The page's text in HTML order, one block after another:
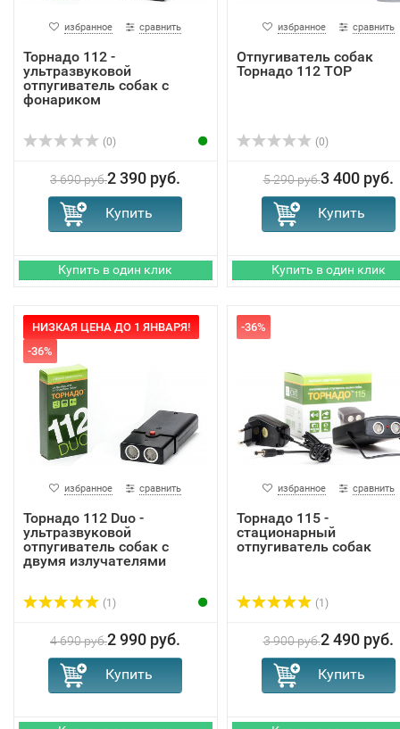
избранное сравнить
Торнадо 112 -
ультразвуковой
отпугиватель собак с
фонариком
(0)
3 690 руб.2 390 руб.
избранное сравнить
Отпугиватель собак
Торнадо 112 TOP
(0)
5 290 руб.3 400 руб.
НИЗКАЯ ЦЕНА ДО 1 ЯНВАРЯ!
-36%
избранное сравнить
Торнадо 112 Duo -
ультразвуковой
отпугиватель собак с
двумя излучателями
(1)
4 690 руб.2 990 руб.
-36%
избранное сравнить
Торнадо 115 -
стационарный
отпугиватель собак
(1)
3 900 руб.2 490 руб.